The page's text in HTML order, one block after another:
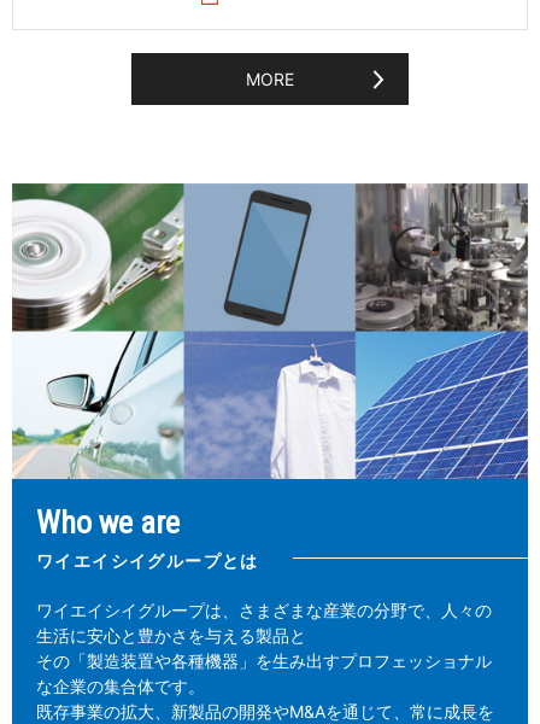
MORE
Who we are
ワイエイシイグループとは
ワイエイシイグループは、さまざまな産業の分野で、人々の
生活に安心と豊かさを与える製品と
その「製造装置や各種機器」を生み出すプロフェッショナル
な企業の集合体です。
既存事業の拡大、新製品の開発やM&Aを通じて、常に成長を